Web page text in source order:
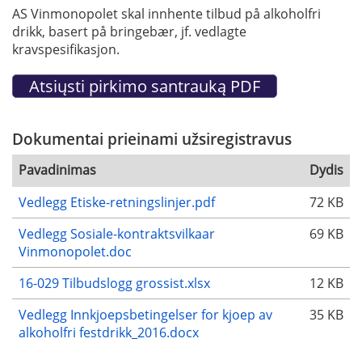
AS Vinmonopolet skal innhente tilbud på alkoholfri
drikk, basert på bringebær, jf. vedlagte
kravspesifikasjon.
Dokumentai prieinami užsiregistravus
Pavadinimas
Dydis
Vedlegg Etiske-retningslinjer.pdf
72 KB
Vedlegg Sosiale-kontraktsvilkaar
Vinmonopolet.doc
69 KB
16-029 Tilbudslogg grossist.xlsx
12 KB
Vedlegg Innkjoepsbetingelser for kjoep av
alkoholfri festdrikk_2016.docx
35 KB